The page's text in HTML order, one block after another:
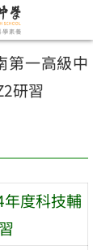
第一高級中
研習
度科技輔